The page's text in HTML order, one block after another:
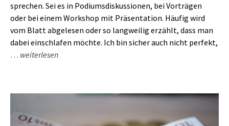
sprechen. Sei es in Podiumsdiskussionen, bei Vorträgen
oder bei einem Workshop mit Präsentation. Häufig wird
vom Blatt abgelesen oder so langweilig erzählt, dass man
dabei einschlafen möchte. Ich bin sicher auch nicht perfekt,
… weiterlesen